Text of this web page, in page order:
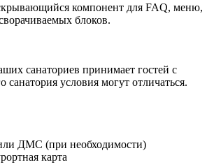
компонент для FAQ, меню,
блоков.
санаториев принимает гостей с
санатория условия могут отличаться.
ДМС (при необходимости)
карта